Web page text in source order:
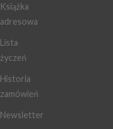
Książka
adresowa
Lista
życzeń
Historia
zamówień
Newsletter